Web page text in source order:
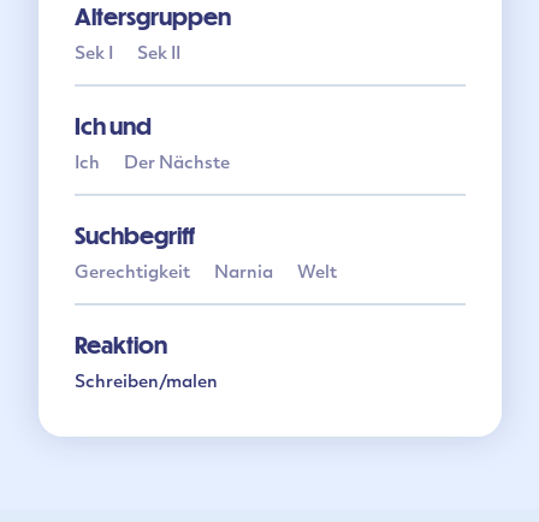
Altersgruppen
Sek I Sek II
Ich und
Ich Der Nächste
Suchbegriff
Gerechtigkeit Narnia Welt
Reaktion
Schreiben/malen